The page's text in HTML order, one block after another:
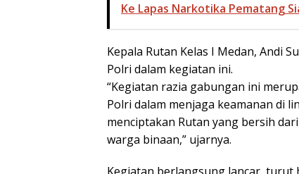
Ke Lapas Narkotika Pematang
Kepala Rutan Kelas I Medan, Andi
Polri dalam kegiatan ini.
“Kegiatan razia gabungan ini
Polri dalam menjaga keamanan di
menciptakan Rutan yang bersih
warga binaan,” ujarnya.